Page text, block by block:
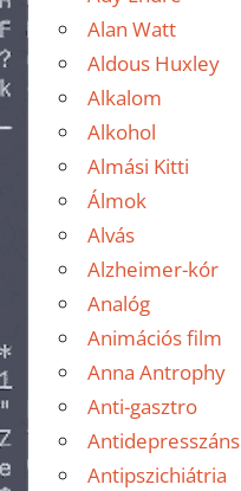
Alan Watt
Aldous Huxley
Alkalom
Alkohol
Almási Kitti
Álmok
Alvás
Alzheimer-kór
Analóg
Animációs film
Anna Antrophy
Anti-gasztro
Antidepresszáns
Antipszichiátria